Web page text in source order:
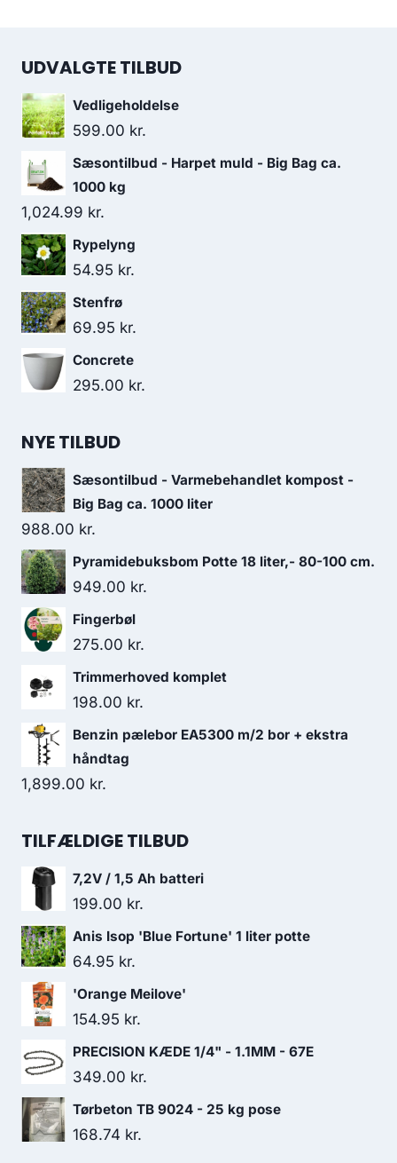
UDVALGTE TILBUD
Vedligeholdelse
599.00 kr.
Sæsontilbud - Harpet muld - Big Bag ca.
1000 kg
1,024.99 kr.
Rypelyng
54.95 kr.
Stenfrø
69.95 kr.
Concrete
295.00 kr.
NYE TILBUD
Sæsontilbud - Varmebehandlet kompost -
Big Bag ca. 1000 liter
988.00 kr.
Pyramidebuksbom Potte 18 liter,- 80-100 cm.
949.00 kr.
Fingerbøl
275.00 kr.
Trimmerhoved komplet
198.00 kr.
Benzin pælebor EA5300 m/2 bor + ekstra
håndtag
1,899.00 kr.
TILFÆLDIGE TILBUD
7,2V / 1,5 Ah batteri
199.00 kr.
Anis Isop 'Blue Fortune' 1 liter potte
64.95 kr.
'Orange Meilove'
154.95 kr.
PRECISION KÆDE 1/4" - 1.1MM - 67E
349.00 kr.
Tørbeton TB 9024 - 25 kg pose
168.74 kr.